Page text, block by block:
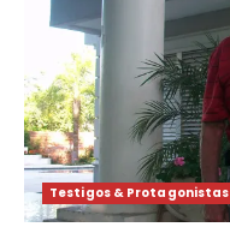
Testigos & Protagonistas